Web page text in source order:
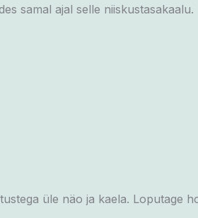
samal ajal selle niiskustasakaalu.
üle näo ja kaela. Loputage